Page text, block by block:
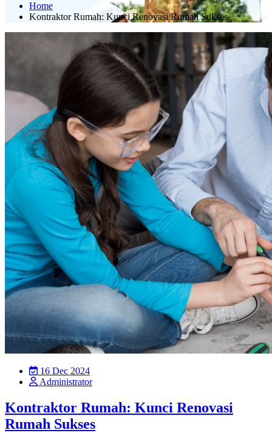
Home
Kontraktor Rumah: Kunci Renovasi Rumah Sukses
16 Dec 2024
Administrator
Kontraktor Rumah: Kunci Renovasi
Rumah Sukses